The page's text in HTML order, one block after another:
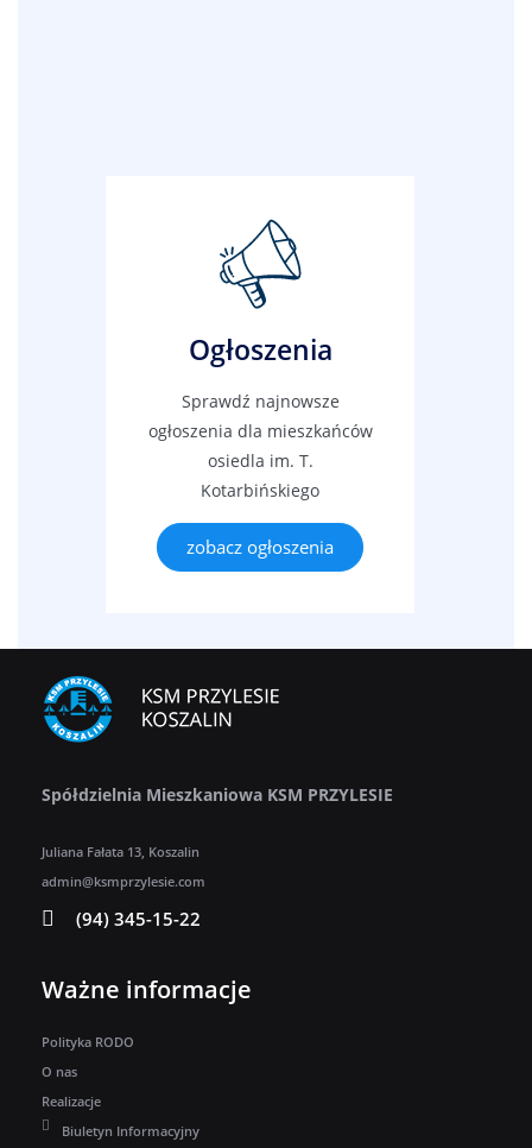
Ogłoszenia
Sprawdź najnowsze
ogłoszenia dla mieszkańców
osiedla im. T.
Kotarbińskiego
zobacz ogłoszenia
Spółdzielnia Mieszkaniowa KSM PRZYLESIE
Juliana Fałata 13, Koszalin
admin@ksmprzylesie.com
(94) 345-15-22
Ważne informacje
Polityka RODO
O nas
Realizacje
Biuletyn Informacyjny